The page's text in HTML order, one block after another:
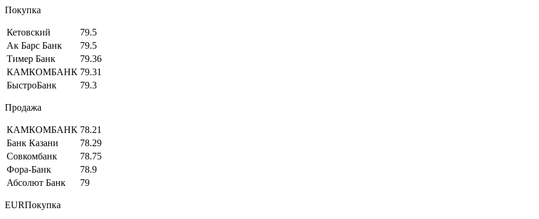
Покупка
Кетовский
79.5
Ак Барс Банк
79.5
Тимер Банк
79.36
КАМКОМБАНК 79.31
БыстроБанк
79.3
Продажа
КАМКОМБАНК 78.21
Банк Казани
78.29
Совкомбанк
78.75
Фора-Банк
78.9
Абсолют Банк
79
EURПокупка